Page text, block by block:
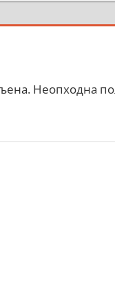
Неопходна